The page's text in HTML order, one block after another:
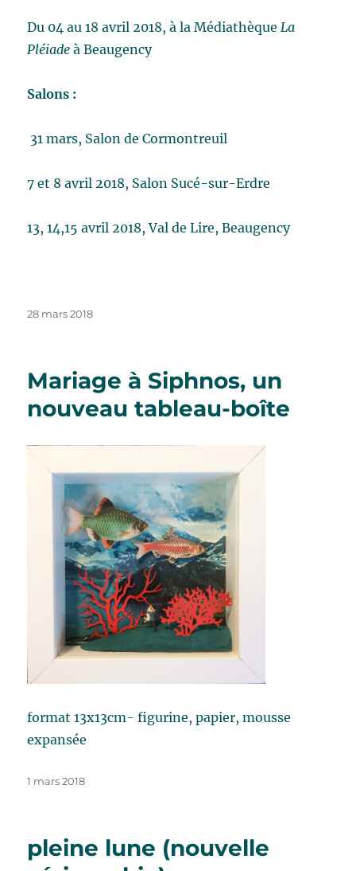
Du 04 au 18 avril 2018, à la MédiathèqueLa
Pléiade à Beaugency
Salons :
31 mars, Salon de Cormontreuil
7 et 8 avril 2018, Salon Sucé-sur-Erdre
13, 14,15 avril 2018, Val de Lire, Beaugency
Publié
28 mars 2018
Mariage à Siphnos, un
nouveau tableau-boîte
format 13x13cm- figurine, papier, mousse
expansée
Publié
1 mars 2018
pleine lune (nouvelle